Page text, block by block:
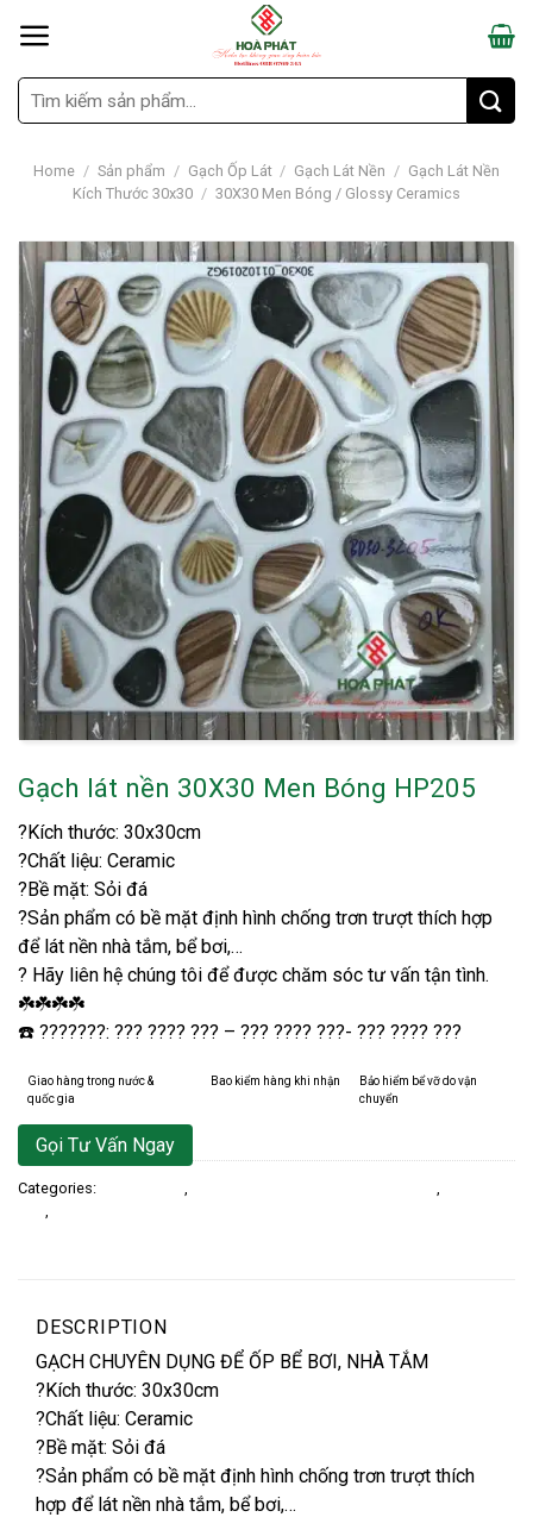
Search
for:
Home / Sản phẩm / Gạch Ốp Lát / Gạch Lát Nền / Gạch Lát Nền
Kích Thước 30x30 / 30X30 Men Bóng / Glossy Ceramics
Gạch lát nền 30X30 Men Bóng HP205
?Kích thước: 30x30cm
?Chất liệu: Ceramic
?Bề mặt: Sỏi đá
?Sản phẩm có bề mặt định hình chống trơn trượt thích hợp
để lát nền nhà tắm, bể bơi,…
? Hãy liên hệ chúng tôi để được chăm sóc tư vấn tận tình.
☘️☘️☘️☘️
☎️ ???????: ??? ???? ??? – ??? ???? ???- ??? ???? ???
Giao hàng trong nước &
quốc gia
Bao kiểm hàng khi nhận
Bảo hiểm bể vỡ do vận
chuyển
Gọi Tư Vấn Ngay
Categories: , ,
,
DESCRIPTION
GẠCH CHUYÊN DỤNG ĐỂ ỐP BỂ BƠI, NHÀ TẮM
?Kích thước: 30x30cm
?Chất liệu: Ceramic
?Bề mặt: Sỏi đá
?Sản phẩm có bề mặt định hình chống trơn trượt thích
hợp để lát nền nhà tắm, bể bơi,…